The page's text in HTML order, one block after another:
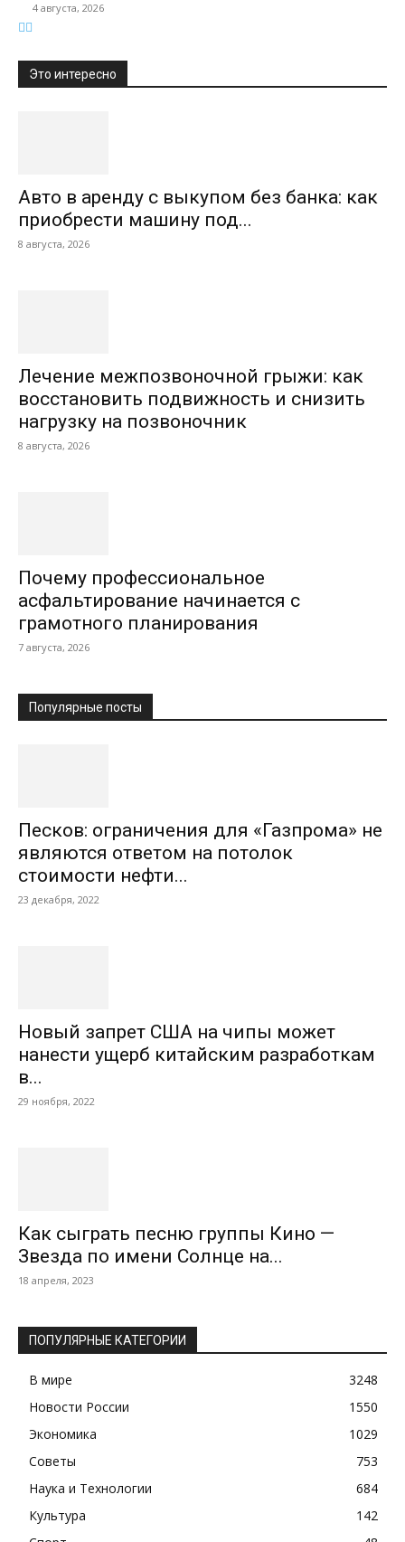
4 августа, 2026
Это интересно
Авто в аренду с выкупом без банка: как
приобрести машину под...
8 августа, 2026
Лечение межпозвоночной грыжи: как
восстановить подвижность и снизить
нагрузку на позвоночник
8 августа, 2026
Почему профессиональное
асфальтирование начинается с
грамотного планирования
7 августа, 2026
Популярные посты
Песков: ограничения для «Газпрома» не
являются ответом на потолок
стоимости нефти...
23 декабря, 2022
Новый запрет США на чипы может
нанести ущерб китайским разработкам
в...
29 ноября, 2022
Как сыграть песню группы Кино —
Звезда по имени Солнце на...
18 апреля, 2023
ПОПУЛЯРНЫЕ КАТЕГОРИИ
В мире
3248
Новости России
1550
Экономика
1029
Советы
753
Наука и Технологии
684
Культура
142